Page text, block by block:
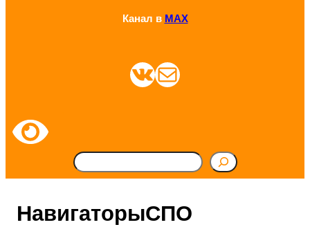
Канал в MAX
ВКонтакте Почта
П
и
НавигаторыСПО